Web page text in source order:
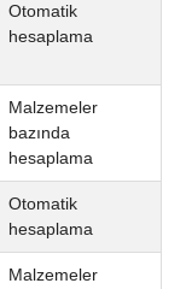
Otomatik
hesaplama
Malzemeler
bazında
hesaplama
Otomatik
hesaplama
Malzemeler